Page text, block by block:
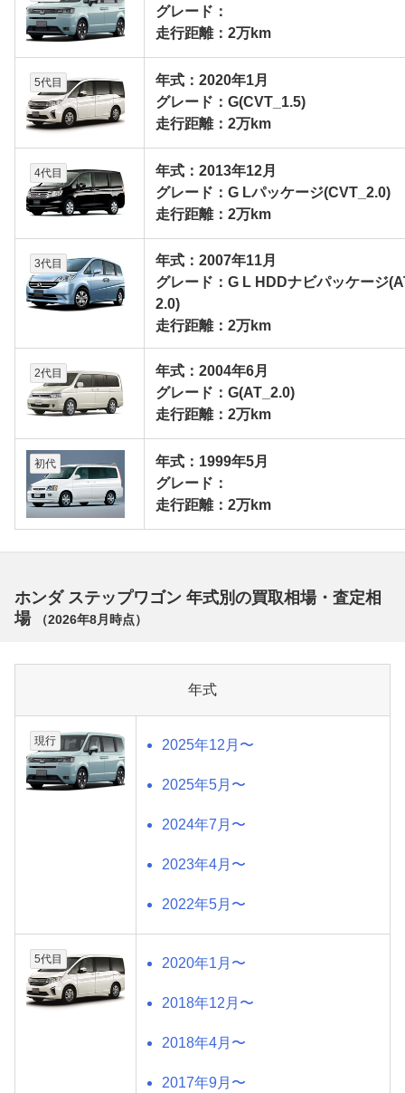
グレード：
走行距離：2万km
5代目
年式：2020年1月
グレード：G(CVT_1.5)
走行距離：2万km
4代目
年式：2013年12月
グレード：G Lパッケージ(CVT_2.0)
走行距離：2万km
3代目
年式：2007年11月
グレード：G L HDDナビパッケージ
2.0)
走行距離：2万km
2代目
年式：2004年6月
グレード：G(AT_2.0)
走行距離：2万km
初代
年式：1999年5月
グレード：
走行距離：2万km
ホンダ ステップワゴン 年式別の買取相場・査定相
場
（2026年8月 時点）
年式
現行 2025年12月〜
2025年5月〜
2024年7月〜
2023年4月〜
2022年5月〜
5代目 2020年1月〜
2018年12月〜
2018年4月〜
2017年9月〜